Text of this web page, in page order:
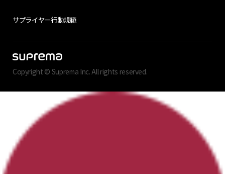
サプライヤー行動規範
Copyright © Suprema Inc. All rights reserved.